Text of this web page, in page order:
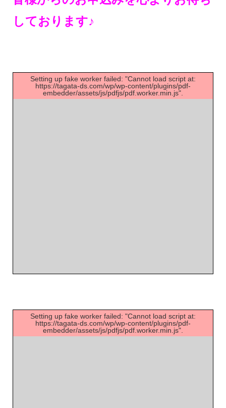
しております♪
Setting up fake worker failed: "Cannot load script at:
https://tagata-ds.com/wp/wp-content/plugins/pdf-
embedder/assets/js/pdfjs/pdf.worker.min.js".
Setting up fake worker failed: "Cannot load script at:
https://tagata-ds.com/wp/wp-content/plugins/pdf-
embedder/assets/js/pdfjs/pdf.worker.min.js".